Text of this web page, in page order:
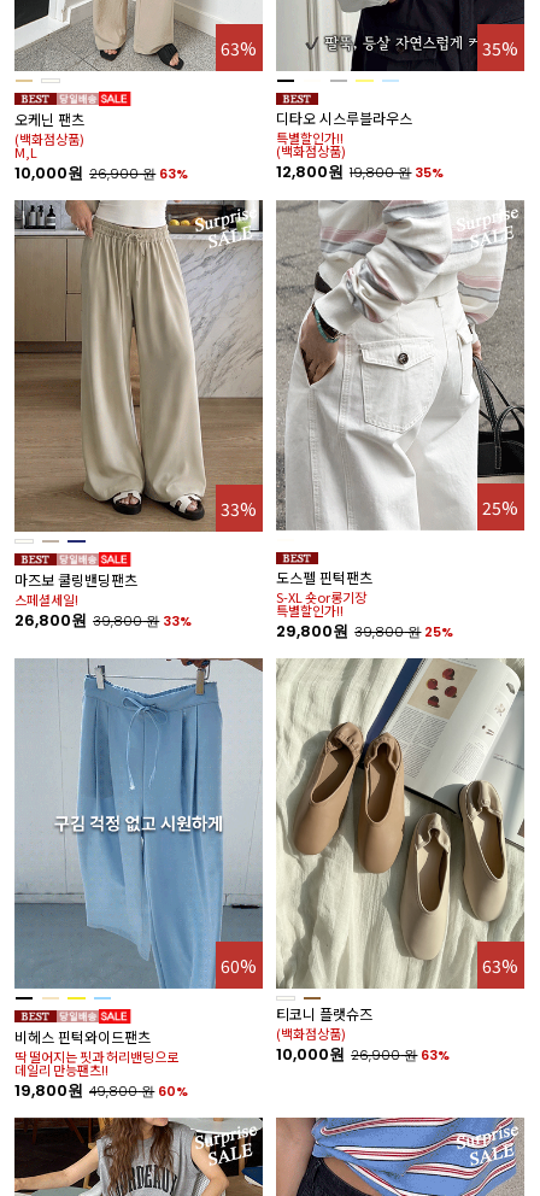
63%
오케닌 팬츠
(백화점상품)
M,L
10,000원 26,900원 63%
35%
디타오 시스루블라우스
특별할인가!!
(백화점상품)
12,800원 19,800원 35%
33%
마즈보 쿨링밴딩팬츠
스페셜세일!
26,800원 39,800원 33%
25%
도스펠 핀턱팬츠
S-XL 숏or롱기장
특별할인가!!
29,800원 39,800원 25%
60%
비헤스 핀턱와이드팬츠
딱 떨어지는 핏과 허리밴딩으로
데일리 만능팬츠!!
19,800원 49,800원 60%
63%
티코니 플랫슈즈
(백화점상품)
10,000원 26,900원 63%